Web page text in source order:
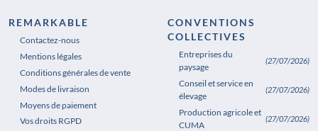
REMARKABLE
Contactez-nous
Mentions légales
Conditions générales de vente
Modes de livraison
Moyens de paiement
Vos droits RGPD
CONVENTIONS
COLLECTIVES
Entreprises du
paysage
(27/07/2026)
Conseil et service en
élevage
(27/07/2026)
Production agricole et
CUMA
(27/07/2026)